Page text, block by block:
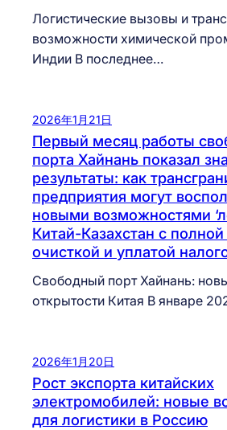
Логистические вызовы и
возможности химической
Индии В последнее…
2026年1月21日
Первый месяц работы
порта Хайнань показал
результаты: как
предприятия могут
новыми возможностями
Китай-Казахстан с
очисткой и уплатой
Свободный порт Хайнань:
открытости Китая В январе
2026年1月20日
Рост экспорта китайских
электромобилей: новые
для логистики в Россию